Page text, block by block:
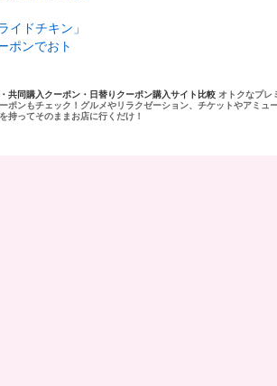
イドチキン」
ポンでおト
共同購入クーポン・日替りクーポン購入サイト比較 オトクなプレ
ポンもチェック！グルメやリラクゼーション、チケットやアミ
持ってそのままお店に行くだけ！